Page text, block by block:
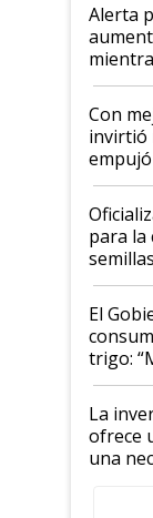
Alerta
Con
invirtió
para la
granel
El
trigo:
La
ofrece
una